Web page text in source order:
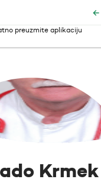
←
preuzmite aplikaciju